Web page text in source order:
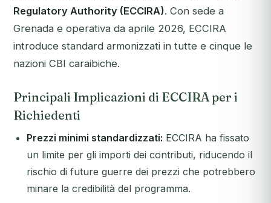
Regulatory Authority (ECCIRA). Con sede a
Grenada e operativa da aprile 2026, ECCIRA
introduce standard armonizzati in tutte e cinque le
nazioni CBI caraibiche.
Principali Implicazioni di ECCIRA per i
Richiedenti
Prezzi minimi standardizzati: ECCIRA ha fissato
un limite per gli importi dei contributi, riducendo il
rischio di future guerre dei prezzi che potrebbero
minare la credibilità del programma.